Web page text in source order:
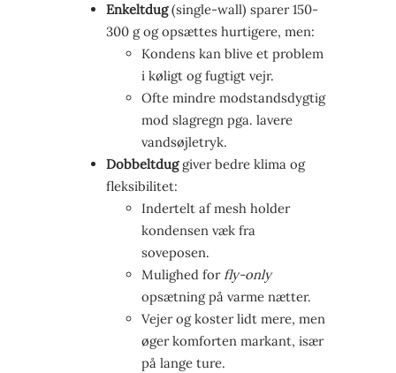
Enkeltdug(single-wall) sparer 150-
300 g og opsættes hurtigere, men:
Kondens kan blive et problem
i køligt og fugtigt vejr.
Ofte mindre modstandsdygtig
mod slagregn pga. lavere
vandsøjletryk.
Dobbeltduggiver bedre klima og
fleksibilitet:
Indertelt af mesh holder
kondensen væk fra
soveposen.
Mulighed for fly-only
opsætning på varme nætter.
Vejer og koster lidt mere, men
øger komforten markant, især
på lange ture.